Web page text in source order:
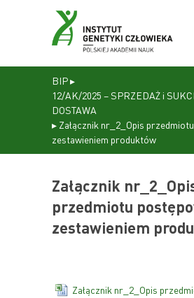
BIP▸
12/AK/2025 – SPRZEDAŻ i
DOSTAWA
▸ Załącznik nr_2_Opis
zestawieniem produktów
Załącznik
przedmiotu
zestawieniem
Załącznik nr_2_Opis